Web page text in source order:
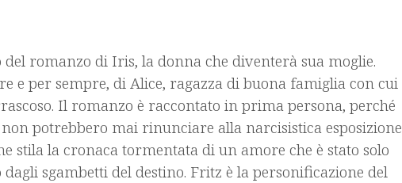
romanzo di Iris, la donna che diventerà sua moglie.
e per sempre, di Alice, ragazza di buona famiglia con cui
Il romanzo è raccontato in prima persona, perché
potrebbero mai rinunciare alla narcisistica esposizione
stila la cronaca tormentata di un amore che è stato solo
sgambetti del destino. Fritz è la personificazione del